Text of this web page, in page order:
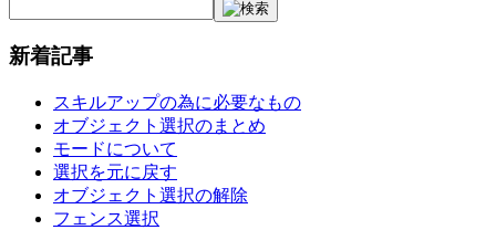
新着記事
スキルアップの為に必要なもの
オブジェクト選択のまとめ
モードについて
選択を元に戻す
オブジェクト選択の解除
フェンス選択